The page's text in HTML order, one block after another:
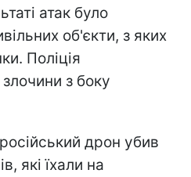
атак було
об'єкти, з яких
Поліція
з боку
дрон убив
які їхали на